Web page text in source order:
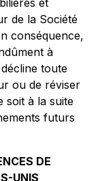
et
de la Société
conséquence,
à
toute
ou de réviser
soit à la suite
futurs
DE
UNIS